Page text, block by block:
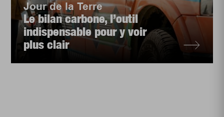
Jour de la Terre
Le bilan carbone, l’outil
indispensable pour y voir
plus clair